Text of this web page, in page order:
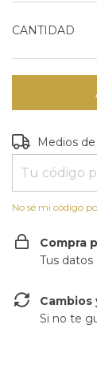
CANTIDAD
Entregas para
Medios
No sé mi código
Compra
Tus
Si no te